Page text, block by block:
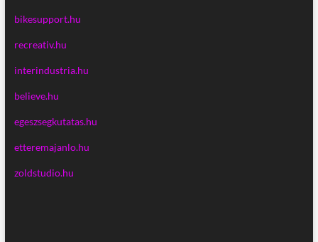
bikesupport.hu
recreativ.hu
interindustria.hu
believe.hu
egeszsegkutatas.hu
etteremajanlo.hu
zoldstudio.hu